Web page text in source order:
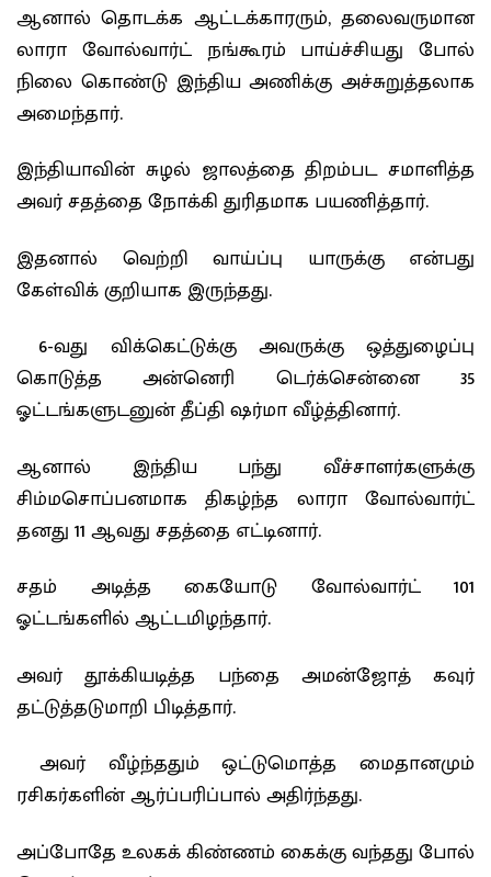
ஆனால் தொடக்க ஆட்டக்காரரும், தலைவருமான
லாரா வோல்வார்ட் நங்கூரம் பாய்ச்சியது போல்
நிலை கொண்டு இந்திய அணிக்கு அச்சுறுத்தலாக
அமைந்தார்.
இந்தியாவின் சுழல் ஜாலத்தை திறம்பட சமாளித்த
அவர் சதத்தை நோக்கி துரிதமாக பயணித்தார்.
இதனால் வெற்றி வாய்ப்பு யாருக்கு என்பது
கேள்விக் குறியாக இருந்தது.
6-வது விக்கெட்டுக்கு அவருக்கு ஒத்துழைப்பு
கொடுத்த அன்னெரி டெர்க்சென்னை 35
ஓட்டங்களுடனுன் தீப்தி ஷர்மா வீழ்த்தினார்.
ஆனால் இந்திய பந்து வீச்சாளர்களுக்கு
சிம்மசொப்பனமாக திகழ்ந்த லாரா வோல்வார்ட்
தனது 11 ஆவது சதத்தை எட்டினார்.
சதம் அடித்த கையோடு வோல்வார்ட் 101
ஓட்டங்களில் ஆட்டமிழந்தார்.
அவர் தூக்கியடித்த பந்தை அமன்ஜோத் கவுர்
தட்டுத்தடுமாறி பிடித்தார்.
அவர் வீழ்ந்ததும் ஒட்டுமொத்த மைதானமும்
ரசிகர்களின் ஆர்ப்பரிப்பால் அதிர்ந்தது.
அப்போதே உலகக் கிண்ணம் கைக்கு வந்தது போல்